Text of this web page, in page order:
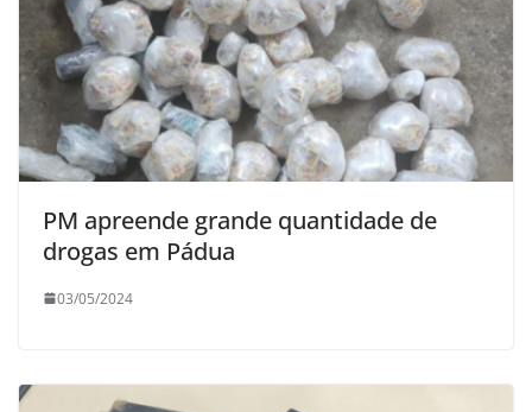
PM apreende grande quantidade de
drogas em Pádua
03/05/2024